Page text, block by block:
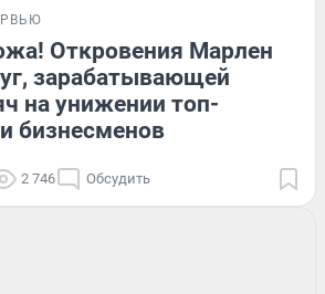
Откровения Марлен
зарабатывающей
на унижении топ-
бизнесменов
2 746 Обсудить